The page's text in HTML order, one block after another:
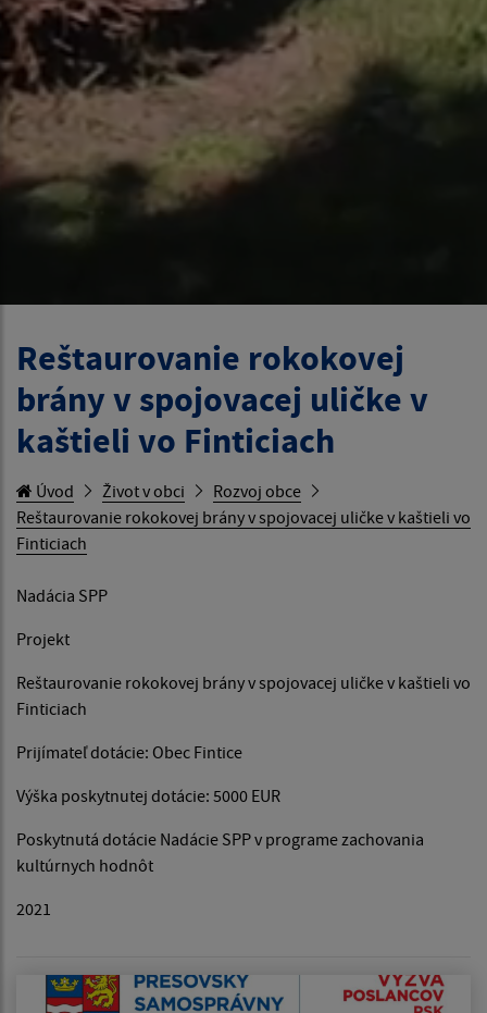
Reštaurovanie rokokovej
brány v spojovacej uličke v
kaštieli vo Finticiach
Úvod Život v obci
Rozvoj obce
Reštaurovanie rokokovej brány v spojovacej uličke v kaštieli vo
Finticiach
Nadácia SPP
Projekt
Reštaurovanie rokokovej brány v spojovacej uličke v kaštieli vo
Finticiach
Prijímateľ dotácie: Obec Fintice
Výška poskytnutej dotácie: 5000 EUR
Poskytnutá dotácie Nadácie SPP v programe zachovania
kultúrnych hodnôt
2021